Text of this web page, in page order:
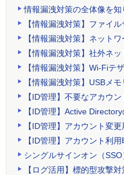
情報漏洩対策の全体像を知
【情報漏洩対策】ファイ
【情報漏洩対策】ネット
【情報漏洩対策】社外ネ
【情報漏洩対策】Wi-Fiテ
【情報漏洩対策】USBメ
【ID管理】不要なアカウ
【ID管理】Active
【ID管理】アカウント変
【ID管理】アカウント利
シングルサインオン（
【ログ活用】標的型攻撃